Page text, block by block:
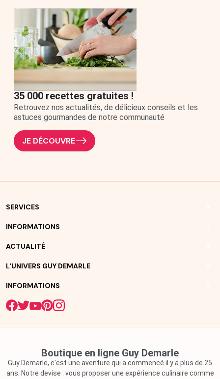
35 000 recettes gratuites !
Retrouvez nos actualités, de délicieux conseils et les
astuces gourmandes de notre communauté
JE DÉCOUVRE
SERVICES
INFORMATIONS
ACTUALITÉ
L'UNIVERS GUY DEMARLE
INFORMATIONS
Boutique en ligne Guy Demarle
Guy Demarle, c'est une aventure qui a commencé il y a plus de 25
ans. Notre devise : vous proposer une expérience culinaire comme